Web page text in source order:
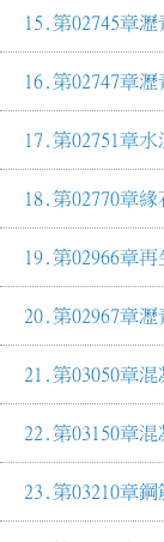
第02745章
第02747章
第02751章
第02770章
第02966章
第02967章
第03050章
第03150章
第03210章